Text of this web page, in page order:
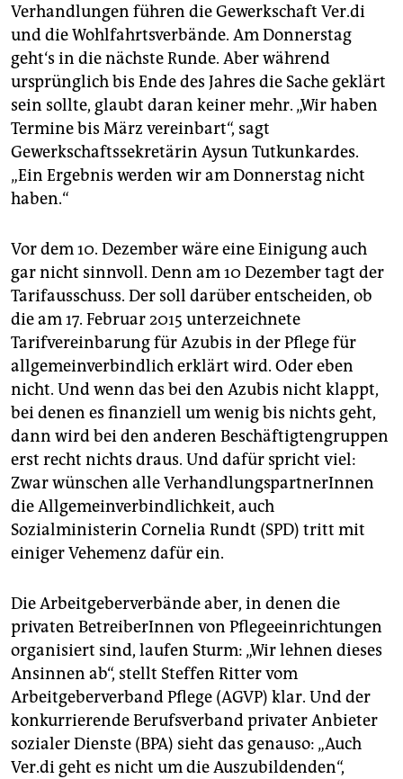
epaper login
Verhandlungen führen die Gewerkschaft Ver.di
und die Wohlfahrtsverbände. Am Donnerstag
geht‘s in die nächste Runde. Aber während
ursprünglich bis Ende des Jahres die Sache geklärt
sein sollte, glaubt daran keiner mehr. „Wir haben
Termine bis März vereinbart“, sagt
Gewerkschaftssekretärin Aysun Tutkunkardes.
„Ein Ergebnis werden wir am Donnerstag nicht
haben.“
Vor dem 10. Dezember wäre eine Einigung auch
gar nicht sinnvoll. Denn am 10 Dezember tagt der
Tarifausschuss. Der soll darüber entscheiden, ob
die am 17. Februar 2015 unterzeichnete
Tarifvereinbarung für Azubis in der Pflege für
allgemeinverbindlich erklärt wird. Oder eben
nicht. Und wenn das bei den Azubis nicht klappt,
bei denen es finanziell um wenig bis nichts geht,
dann wird bei den anderen Beschäftigtengruppen
erst recht nichts draus. Und dafür spricht viel:
Zwar wünschen alle VerhandlungspartnerInnen
die Allgemeinverbindlichkeit, auch
Sozialministerin Cornelia Rundt (SPD) tritt mit
einiger Vehemenz dafür ein.
Die Arbeitgeberverbände aber, in denen die
privaten BetreiberInnen von Pflegeeinrichtungen
organisiert sind, laufen Sturm: „Wir lehnen dieses
Ansinnen ab“, stellt Steffen Ritter vom
Arbeitgeberverband Pflege (AGVP) klar. Und der
konkurrierende Berufsverband privater Anbieter
sozialer Dienste (BPA) sieht das genauso: „Auch
Ver.di geht es nicht um die Auszubildenden“,